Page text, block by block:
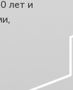
лет и